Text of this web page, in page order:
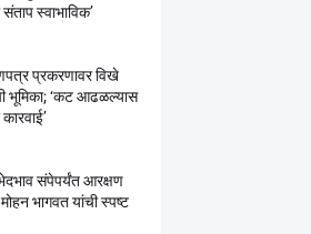
संताप स्वाभाविक’
प्रकरणावर विखे
भूमिका; ‘कट आढळल्यास
संपेपर्यंत आरक्षण
भागवत यांची स्पष्ट